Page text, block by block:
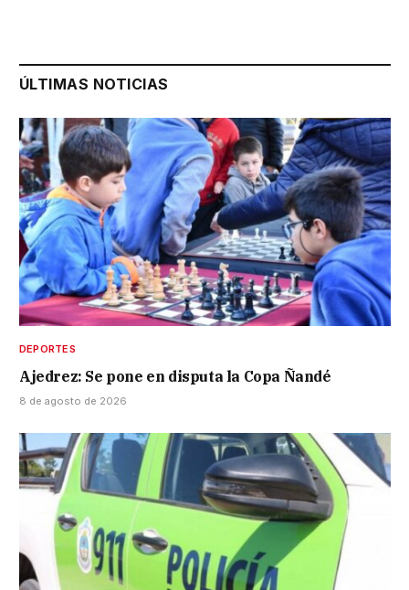
ÚLTIMAS NOTICIAS
DEPORTES
Ajedrez: Se pone en disputa la Copa Ñandé
8 de agosto de 2026